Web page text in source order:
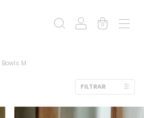
0
Bowls M
FILTRAR